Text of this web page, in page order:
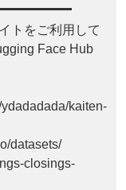
トをご利用して
Face Hub
kaiten-
datasets/
closings-